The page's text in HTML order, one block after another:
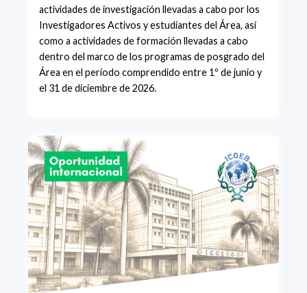
actividades de investigación llevadas a cabo por los
Investigadores Activos y estudiantes del Área, así
como a actividades de formación llevadas a cabo
dentro del marco de los programas de posgrado del
Área en el período comprendido entre 1º de junio y
el 31 de diciembre de 2026.